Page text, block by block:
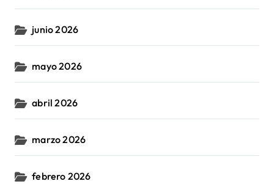
junio 2026
mayo 2026
abril 2026
marzo 2026
febrero 2026